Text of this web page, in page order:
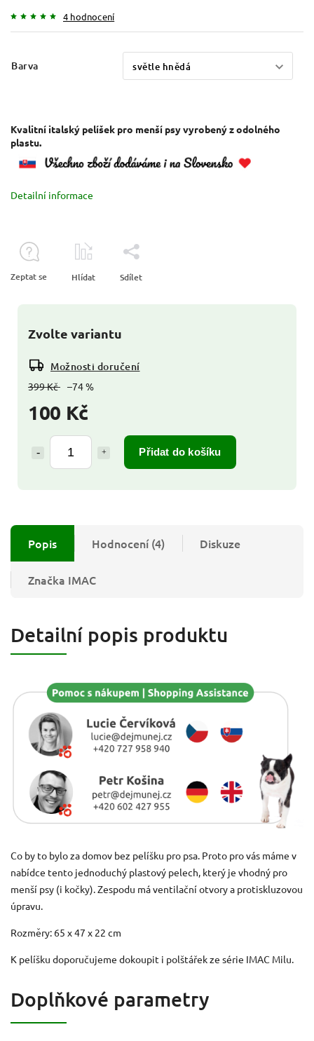
4 hodnocení
Barva
399 Kč –74 %
100 Kč
Přidat do košíku
Zvolte variantu
Možnosti doručení
Kvalitní italský pelíšek pro menší psy vyrobený z odolného
plastu.
Detailní informace
Zeptat se Hlídat Sdílet
Popis Hodnocení (4) Diskuze
Značka IMAC
Detailní popis produktu
Co by to bylo za domov bez pelíšku pro psa. Proto pro vás máme v
nabídce tento jednoduchý plastový pelech, který je vhodný pro
menší psy (i kočky). Zespodu má ventilační otvory a protiskluzovou
úpravu.
Rozměry: 65 x 47 x 22 cm
K pelíšku doporučujeme dokoupit i polštářek ze série IMAC Milu.
Doplňkové parametry